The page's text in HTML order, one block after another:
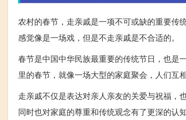
农村的春节，走亲戚是一项不可或缺的重要传
感觉像是一场戏，但是不走亲戚是不合适的。
春节是中国中华民族最重要的传统节日，也是
里的春节，就像一场大型的家庭聚会，人们互
走亲戚不仅是表达对亲人亲友的关爱与祝福，
同时也对家庭的尊重和传统观念有了更深的认知